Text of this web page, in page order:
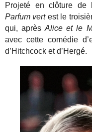
Projeté en clôture de
Parfum vert est le
qui, après Alice et le
avec cette comédie
d’Hitchcock et d’Hergé.